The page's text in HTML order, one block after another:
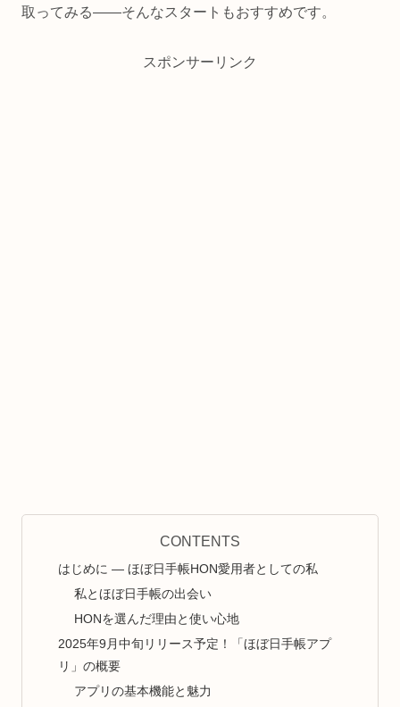
取ってみる——そんなスタートもおすすめです。
スポンサーリンク
CONTENTS
はじめに — ほぼ日手帳HON愛用者としての私
私とほぼ日手帳の出会い
HONを選んだ理由と使い心地
2025年9月中旬リリース予定！「ほぼ日手帳アプ
リ」の概要
アプリの基本機能と魅力